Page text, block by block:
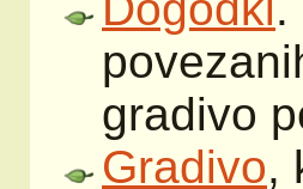
gradivo
Gradivo,